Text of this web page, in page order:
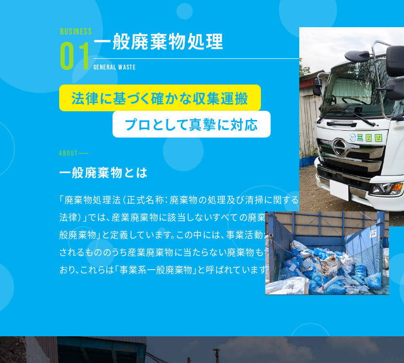
BUSINESS
01一般廃棄物処理
GENERAL WASTE
法律に基づく確かな収集運搬
プロとして真摯に対応
ABOUT
一般廃棄物とは
「廃棄物処理法（正式名称：廃棄物の処理及び清掃に関する
法律）」では、産業廃棄物に該当しないすべての廃棄物を「一
般廃棄物」と定義しています。この中には、事業活動から排出
されるもののうち産業廃棄物に当たらない廃棄物も含まれて
おり、これらは「事業系一般廃棄物」と呼ばれています。